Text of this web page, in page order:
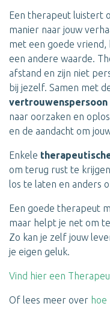
Een therapeut luistert
manier naar jouw
met een goede
een andere waarde.
afstand en zijn niet
bij jezelf. Samen met
vertrouwenspersoon
naar oorzaken en
en de aandacht om
Enkele
om terug rust te
los te laten en anders
Een goede therapeut
maar helpt je net om
Zo kan je zelf jouw
je eigen geluk.
Vind hier een
Of lees meer over